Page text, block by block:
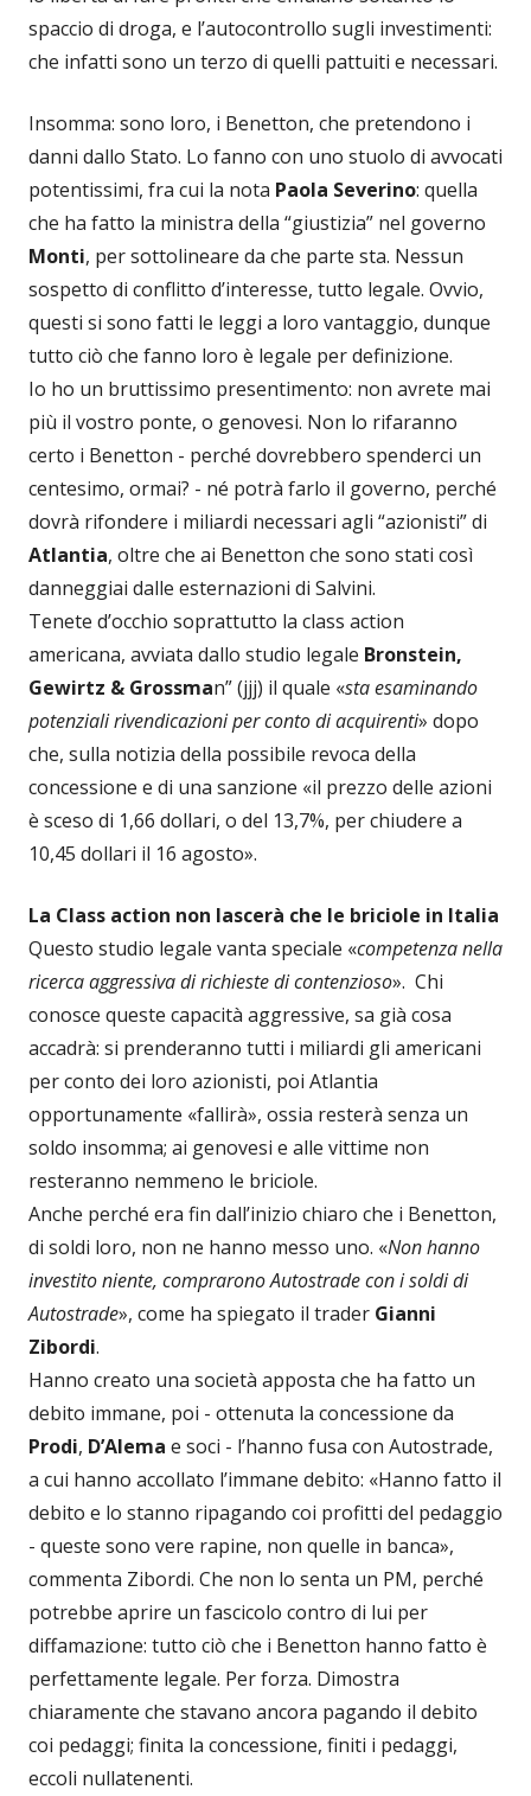
spaccio di droga, e l’autocontrollo sugli investimenti:
che infatti sono un terzo di quelli pattuiti e necessari.
Insomma: sono loro, i Benetton, che pretendono i
danni dallo Stato. Lo fanno con uno stuolo di avvocati
potentissimi, fra cui la nota Paola Severino: quella
che ha fatto la ministra della “giustizia” nel governo
Monti, per sottolineare da che parte sta. Nessun
sospetto di conflitto d’interesse, tutto legale. Ovvio,
questi si sono fatti le leggi a loro vantaggio, dunque
tutto ciò che fanno loro è legale per definizione.
Io ho un bruttissimo presentimento: non avrete mai
più il vostro ponte, o genovesi. Non lo rifaranno
certo i Benetton - perché dovrebbero spenderci un
centesimo, ormai? - né potrà farlo il governo, perché
dovrà rifondere i miliardi necessari agli “azionisti” di
Atlantia, oltre che ai Benetton che sono stati così
danneggiai dalle esternazioni di Salvini.
Tenete d’occhio soprattutto la class action
americana, avviata dallo studio legale Bronstein,
Gewirtz & Grossman” (jjj) il quale «sta esaminando
potenziali rivendicazioni per conto di acquirenti» dopo
che, sulla notizia della possibile revoca della
concessione e di una sanzione «il prezzo delle azioni
è sceso di 1,66 dollari, o del 13,7%, per chiudere a
10,45 dollari il 16 agosto».
La Class action non lascerà che le briciole in Italia
Questo studio legale vanta speciale «competenza nella
ricerca aggressiva di richieste di contenzioso». Chi
conosce queste capacità aggressive, sa già cosa
accadrà: si prenderanno tutti i miliardi gli americani
per conto dei loro azionisti, poi Atlantia
opportunamente «fallirà», ossia resterà senza un
soldo insomma; ai genovesi e alle vittime non
resteranno nemmeno le briciole.
Anche perché era fin dall’inizio chiaro che i Benetton,
di soldi loro, non ne hanno messo uno. «Non hanno
investito niente, comprarono Autostrade con i soldi di
Autostrade», come ha spiegato il trader Gianni
Zibordi.
Hanno creato una società apposta che ha fatto un
debito immane, poi - ottenuta la concessione da
Prodi, D’Alema e soci - l’hanno fusa con Autostrade,
a cui hanno accollato l’immane debito: «Hanno fatto il
debito e lo stanno ripagando coi profitti del pedaggio
- queste sono vere rapine, non quelle in banca»,
commenta Zibordi. Che non lo senta un PM, perché
potrebbe aprire un fascicolo contro di lui per
diffamazione: tutto ciò che i Benetton hanno fatto è
perfettamente legale. Per forza. Dimostra
chiaramente che stavano ancora pagando il debito
coi pedaggi; finita la concessione, finiti i pedaggi,
eccoli nullatenenti.